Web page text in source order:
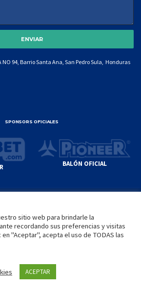
NO 94, Barrio Santa Ana, San Pedro Sula, Honduras
SPONSORS OFICIALES
BALÓN OFICIAL
YOUTUBE TERMS OF SERVICE
PRIVACY POLICY
POLÍTICA DE PRIVACIDAD
by
sitio web para brindarle la
recordando sus preferencias y visitas
"Aceptar", acepta el uso de TODAS las
ACEPTAR